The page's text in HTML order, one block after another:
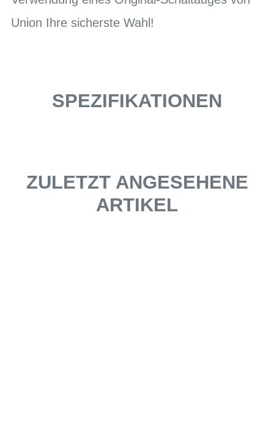
Union Ihre sicherste Wahl!
SPEZIFIKATIONEN
ZULETZT ANGESEHENE
ARTIKEL